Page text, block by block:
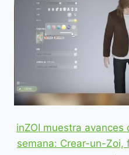
inZOI muestra
semana: Crear-un-Zoi,